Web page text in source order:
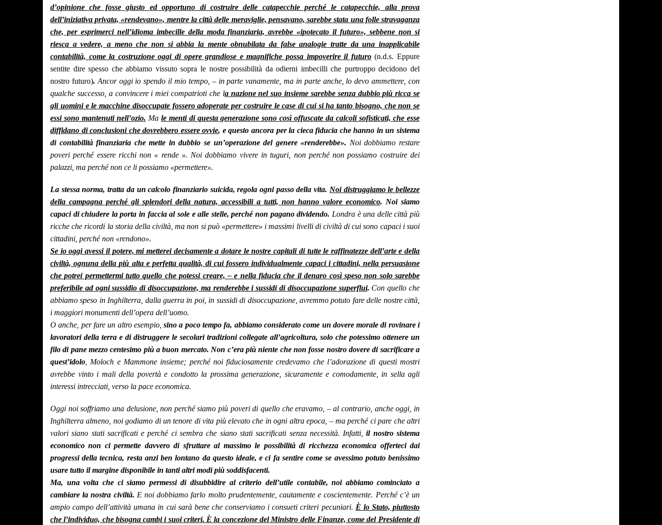
d’opinione che fosse giusto ed opportuno di costruire delle catapecchie perché le catapecchie, alla prova
dell’iniziativa privata, «rendevano», mentre la città delle meraviglie, pensavano, sarebbe stata una folle stravaganza
che, per esprimerci nell’idioma imbecille della moda finanziaria, avrebbe «ipotecato il futuro», sebbene non si
riesca a vedere, a meno che non si abbia la mente obnubilata da false analogie tratte da una inapplicabile
contabilità, come la costruzione oggi di opere grandiose e magnifiche possa impoverire il futuro (n.d.s. Eppure
sentite dire spesso che abbiamo vissuto sopra le nostre possibilità da odierni imbecilli che purtroppo decidono del
nostro futuro). Ancor oggi io spendo il mio tempo, – in parte vanamente, ma in parte anche, lo devo ammettere, con
qualche successo, a convincere i miei compatrioti che la nazione nel suo insieme sarebbe senza dubbio più ricca se
gli uomini e le macchine disoccupate fossero adoperate per costruire le case di cui si ha tanto bisogno, che non se
essi sono mantenuti nell’ozio. Ma le menti di questa generazione sono così offuscate da calcoli sofisticati, che esse
diffidano di conclusioni che dovrebbero essere ovvie, e questo ancora per la cieca fiducia che hanno in un sistema
di contabilità finanziaria che mette in dubbio se un’operazione del genere «renderebbe». Noi dobbiamo restare
poveri perché essere ricchi non « rende ». Noi dobbiamo vivere in tuguri, non perché non possiamo costruire dei
palazzi, ma perché non ce li possiamo «permettere».
La stessa norma, tratta da un calcolo finanziario suicida, regola ogni passo della vita. Noi distruggiamo le bellezze
della campagna perché gli splendori della natura, accessibili a tutti, non hanno valore economico. Noi siamo
capaci di chiudere la porta in faccia al sole e alle stelle, perché non pagano dividendo. Londra è una delle città più
ricche che ricordi la storia della civiltà, ma non si può «permettere» i massimi livelli di civiltà di cui sono capaci i suoi
cittadini, perché non «rendono».
Se io oggi avessi il potere, mi metterei decisamente a dotare le nostre capitali di tutte le raffinatezze dell’arte e della
civiltà, ognuna della più alta e perfetta qualità, di cui fossero individualmente capaci i cittadini, nella persuasione
che potrei permettermi tutto quello che potessi creare, – e nella fiducia che il denaro così speso non solo sarebbe
preferibile ad ogni sussidio di disoccupazione, ma renderebbe i sussidi di disoccupazione superflui. Con quello che
abbiamo speso in Inghilterra, dalla guerra in poi, in sussidi di disoccupazione, avremmo potuto fare delle nostre città,
i maggiori monumenti dell’opera dell’uomo.
O anche, per fare un altro esempio,sino a poco tempo fa, abbiamo considerato come un dovere morale di rovinare i
lavoratori della terra e di distruggere le secolari tradizioni collegate all’agricoltura, solo che potessimo ottenere un
filo di pane mezzo centesimo più a buon mercato. Non c’era più niente che non fosse nostro dovere di sacrificare a
quest’idolo , Moloch e Mammone insieme; perché noi fiduciosamente credevamo che l’adorazione di questi mostri
avrebbe vinto i mali della povertà e condotto la prossima generazione, sicuramente e comodamente, in sella agli
interessi intrecciati, verso la pace economica.
Oggi noi soffriamo una delusione, non perché siamo più poveri di quello che eravamo, – al contrario, anche oggi, in
Inghilterra almeno, noi godiamo di un tenore di vita più elevato che in ogni altra epoca, – ma perché ci pare che altri
valori siano stati sacrificati e perché ci sembra che siano stati sacrificati senza necessità. Infatti,il nostro sistema
economico non ci permette davvero di sfruttare al massimo le possibilità di ricchezza economica offerteci dai
progressi della tecnica, resta anzi ben lontano da questo ideale, e ci fa sentire come se avessimo potuto benissimo
usare tutto il margine disponibile in tanti altri modi più soddisfacenti.
Ma, una volta che ci siamo permessi di disubbidire al criterio dell’utile contabile, noi abbiamo cominciato a
cambiare la nostra civiltà. E noi dobbiamo farlo molto prudentemente, cautamente e coscientemente. Perché c’è un
ampio campo dell’attività umana in cui sarà bene che conserviamo i consueti criteri pecuniari. È lo Stato, piuttosto
che l’individuo, che bisogna cambi i suoi criteri. È la concezione del Ministro delle Finanze, come del Presidente di